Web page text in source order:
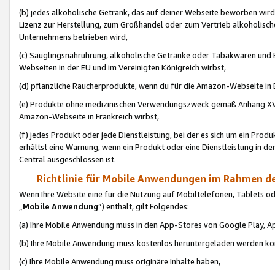
(b) jedes alkoholische Getränk, das auf deiner Webseite beworben
Lizenz zur Herstellung, zum Großhandel oder zum Vertrieb
Unternehmens betrieben wird,
(c) Säuglingsnahruhrung, alkoholische Getränke oder Tabakwaren
Webseiten in der EU und im Vereinigten Königreich wirbst,
(d) pflanzliche Raucherprodukte, wenn du für die Amazon-Webseite in
(e) Produkte ohne medizinischen Verwendungszweck gemäß Anhang
Amazon-Webseite in Frankreich wirbst,
(f) jedes Produkt oder jede Dienstleistung, bei der es sich um ein
erhältst eine Warnung, wenn ein Produkt oder eine Dienstleistung in
Central ausgeschlossen ist.
Richtlinie für Mobile Anwendungen im Rahmen
Wenn Ihre Website eine für die Nutzung auf Mobiltelefonen, Tablets
„Mobile Anwendung“) enthält, gilt Folgendes:
(a) Ihre Mobile Anwendung muss in den App-Stores von Google Play,
(b) Ihre Mobile Anwendung muss kostenlos heruntergeladen werden
(c) Ihre Mobile Anwendung muss originäre Inhalte haben,